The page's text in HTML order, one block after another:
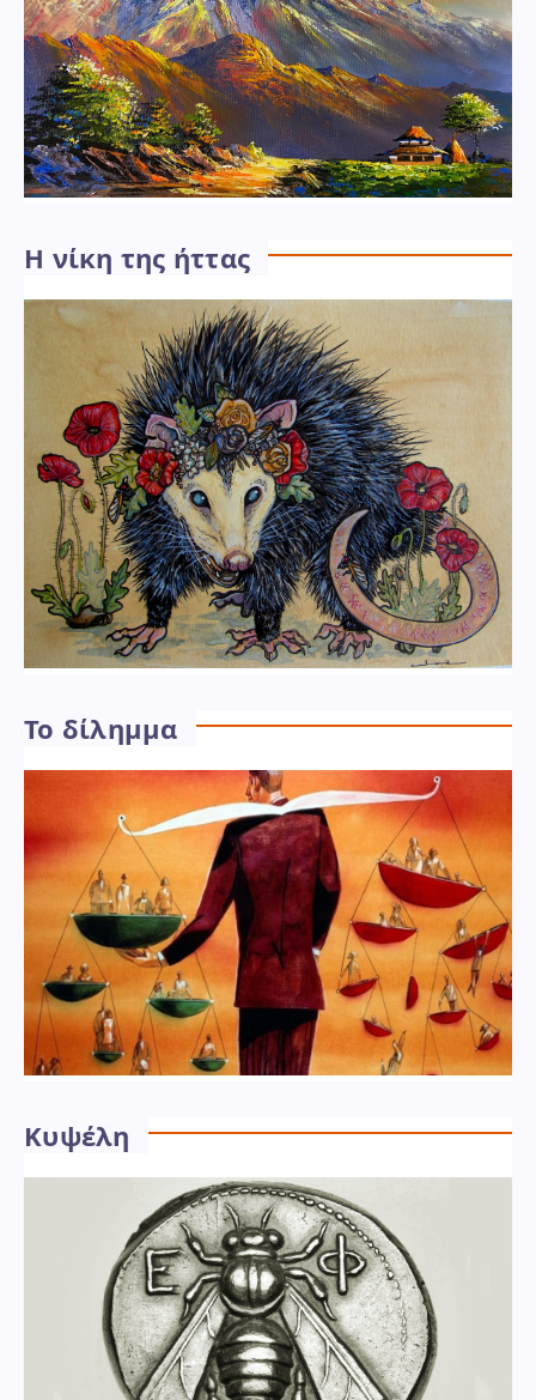
Η νίκη της ήττας
Το δίλημμα
Κυψέλη